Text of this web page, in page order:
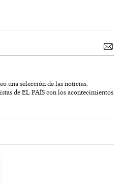
una selección de las noticias,
de EL PAÍS con los acontecimientos